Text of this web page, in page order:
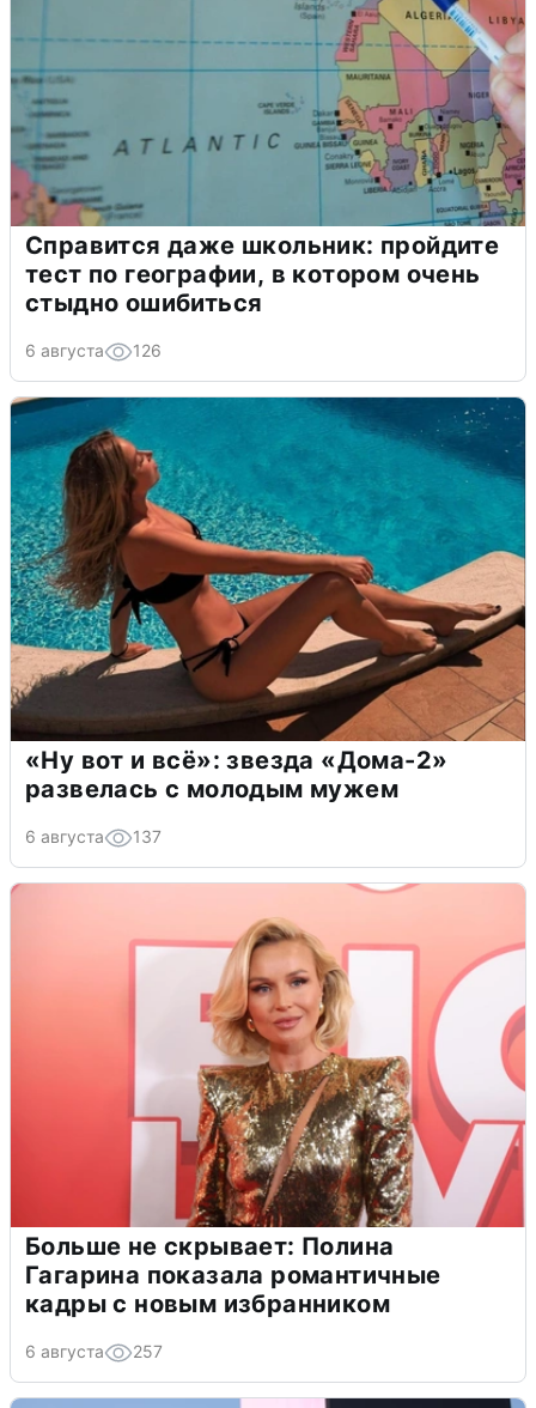
Справится даже школьник: пройдите
тест по географии, в котором очень
стыдно ошибиться
6 августа 126
«Ну вот и всё»: звезда «Дома-2»
развелась с молодым мужем
6 августа 137
Больше не скрывает: Полина
Гагарина показала романтичные
кадры с новым избранником
6 августа 257